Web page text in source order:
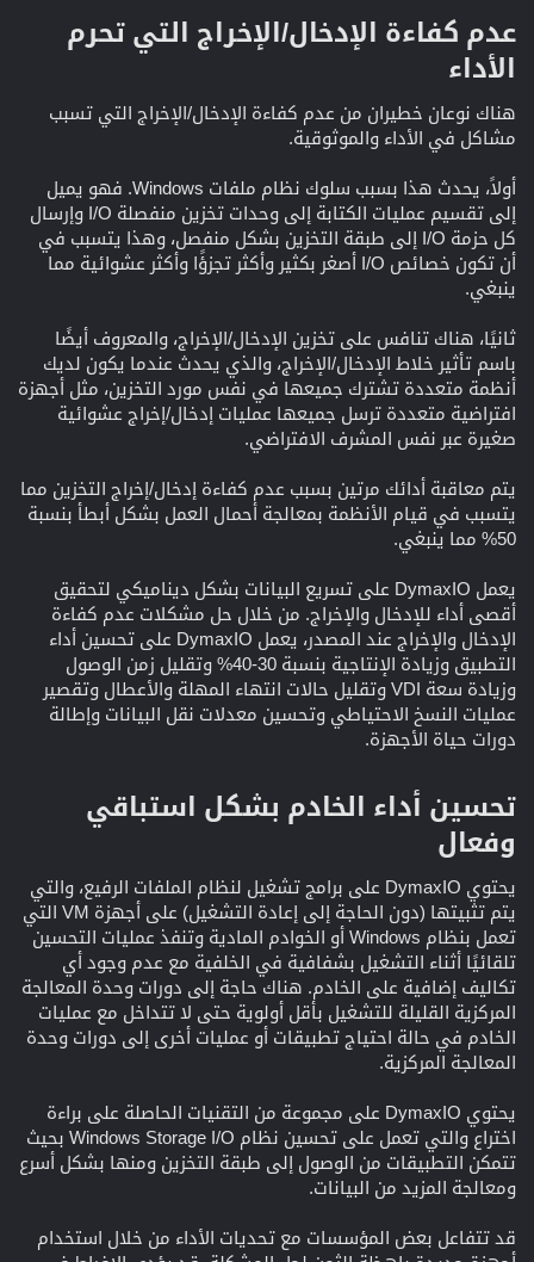
عدم كفاءة الإدخال/الإخراج التي تحرم
الأداء​
هناك نوعان خطيران من عدم كفاءة الإدخال/الإخراج التي تسبب
مشاكل في الأداء والموثوقية.
أولاً، يحدث هذا بسبب سلوك نظام ملفات Windows. فهو يميل
إلى تقسيم عمليات الكتابة إلى وحدات تخزين منفصلة I/O وإرسال
كل حزمة I/O إلى طبقة التخزين بشكل منفصل، وهذا يتسبب في
أن تكون خصائص I/O أصغر بكثير وأكثر تجزؤًا وأكثر عشوائية مما
ينبغي.
ثانيًا، هناك تنافس على تخزين الإدخال/الإخراج، والمعروف أيضًا
باسم تأثير خلاط الإدخال/الإخراج، والذي يحدث عندما يكون لديك
أنظمة متعددة تشترك جميعها في نفس مورد التخزين، مثل أجهزة
افتراضية متعددة ترسل جميعها عمليات إدخال/إخراج عشوائية
صغيرة عبر نفس المشرف الافتراضي.
يتم معاقبة أدائك مرتين بسبب عدم كفاءة إدخال/إخراج التخزين مما
يتسبب في قيام الأنظمة بمعالجة أحمال العمل بشكل أبطأ بنسبة
50% مما ينبغي.
يعمل DymaxIO على تسريع البيانات بشكل ديناميكي لتحقيق
أقصى أداء للإدخال والإخراج. من خلال حل مشكلات عدم كفاءة
الإدخال والإخراج عند المصدر، يعمل DymaxIO على تحسين أداء
التطبيق وزيادة الإنتاجية بنسبة 30-40% وتقليل زمن الوصول
وزيادة سعة VDI وتقليل حالات انتهاء المهلة والأعطال وتقصير
عمليات النسخ الاحتياطي وتحسين معدلات نقل البيانات وإطالة
دورات حياة الأجهزة.
تحسين أداء الخادم بشكل استباقي
وفعال​
يحتوي DymaxIO على برامج تشغيل لنظام الملفات الرفيع، والتي
يتم تثبيتها (دون الحاجة إلى إعادة التشغيل) على أجهزة VM التي
تعمل بنظام Windows أو الخوادم المادية وتنفذ عمليات التحسين
تلقائيًا أثناء التشغيل بشفافية في الخلفية مع عدم وجود أي
تكاليف إضافية على الخادم. هناك حاجة إلى دورات وحدة المعالجة
المركزية القليلة للتشغيل بأقل أولوية حتى لا تتداخل مع عمليات
الخادم في حالة احتياج تطبيقات أو عمليات أخرى إلى دورات وحدة
المعالجة المركزية.
يحتوي DymaxIO على مجموعة من التقنيات الحاصلة على براءة
اختراع والتي تعمل على تحسين نظام Windows Storage I/O بحيث
تتمكن التطبيقات من الوصول إلى طبقة التخزين ومنها بشكل أسرع
ومعالجة المزيد من البيانات.
قد تتفاعل بعض المؤسسات مع تحديات الأداء من خلال استخدام